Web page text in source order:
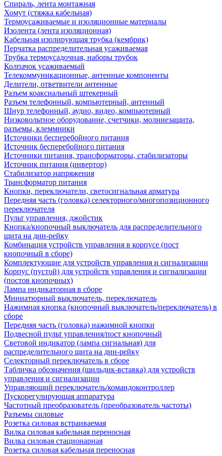
Спираль, лента монтажная
Хомут (стяжка кабельная)
Термоусаживаемые и изоляционные материалы
Изолента (лента изоляционная)
Кабельная изолирующая трубка (кембрик)
Перчатка распределительная усаживаемая
Трубка термоусадочная, наборы трубок
Колпачок усаживаемый
Телекоммуникационные, антенные компоненты
Делители, ответвители антенные
Разъем коаксиальный штекерный
Разъем телефонный, компьютерный, антенный
Шнур телефонный, аудио, видео, компьютерный
Низковольтное оборудование, счетчики, молниезащита,
разъемы, клеммники
Источники бесперебойного питания
Источник бесперебойного питания
Источники питания, трансформаторы, стабилизаторы
Источник питания (инвертор)
Стабилизатор напряжения
Трансформатор питания
Кнопки, переключатели, светосигнальная арматура
Передняя часть (головка) селекторного/многопозиционного
переключателя
Пульт управления, джойстик
Кнопка/кнопочный выключатель для распределительного
щита на дин-рейку
Комбинация устройств управления в корпусе (пост
кнопочный в сборе)
Комплектующие для устройств управления и сигнализации
Корпус (пустой) для устройств управления и сигнализации
(постов кнопочных)
Лампа индикаторная в сборе
Миниатюрный выключатель, переключатель
Нажимная кнопка (кнопочный выключатель/переключатель) в
сборе
Передняя часть (головка) нажимной кнопки
Подвесной пульт управления/пост кнопочный
Световой индикатор (лампа сигнальная) для
распределительного щита на дин-рейку
Селекторный переключатель в сборе
Табличка обозначения (шильдик-вставка) для устройств
управления и сигнализации
Управляющий переключатель/командоконтроллер
Пускорегулирующая аппаратура
Частотный преобразователь (преобразователь частоты)
Разъемы силовые
Розетка силовая встраиваемая
Вилка силовая кабельная переносная
Вилка силовая стационарная
Розетка силовая кабельная переносная